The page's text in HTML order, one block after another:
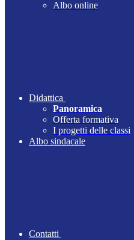
Albo online
Didattica
Panoramica
Offerta formativa
I progetti delle classi
Albo sindacale
Contatti